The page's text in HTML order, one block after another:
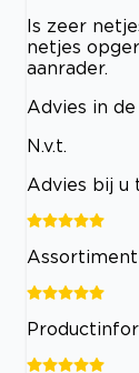
Is zeer
netjes
aanrader.
Advies in
N.v.t.
Advies bij u
Assortiment